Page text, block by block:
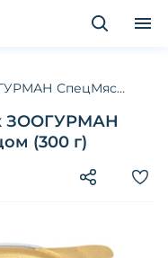
СпецМяс
ЗООГУРМАН
(300 г)